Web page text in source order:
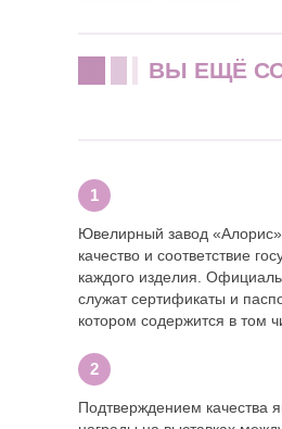
ВЫ ЕЩЁ
Ювелирный завод «Алорис»
качество и соответствие
каждого изделия.
служат сертификаты и
котором содержится в том
Подтверждением качества